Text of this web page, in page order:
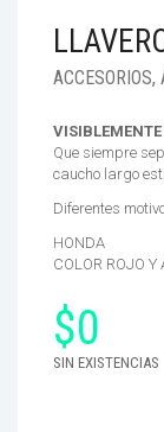
ACCESORIOS,
Que siempre
caucho largo
Diferentes
HONDA
COLOR ROJO Y
$0
SIN EXISTENCIAS